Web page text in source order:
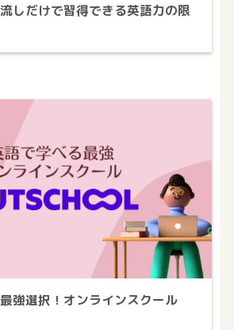
しだけで習得できる英語力の限
強選択！オンラインスクール